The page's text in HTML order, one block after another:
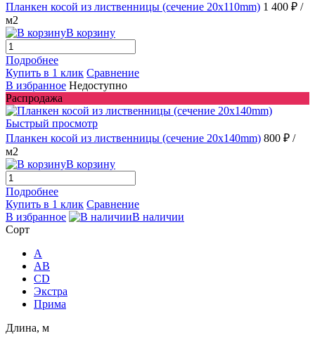
Планкен косой из лиственницы (сечение 20х110mm) 1 400 ₽ /
м2
В корзину
Подробнее
Купить в 1 клик Сравнение
В избранное Недоступно
Распродажа
Быстрый просмотр
Планкен косой из лиственницы (сечение 20х140mm) 800 ₽ /
м2
В корзину
Подробнее
Купить в 1 клик Сравнение
В избранное
В наличии
Сорт
A
AB
CD
Экстра
Прима
Длина, м